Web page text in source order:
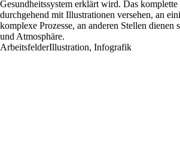
Gesundheitssystem erklärt wird. Das
durchgehend mit Illustrationen versehen, an
komplexe Prozesse, an anderen Stellen dienen
und Atmosphäre.
ArbeitsfelderIllustration, Infografik